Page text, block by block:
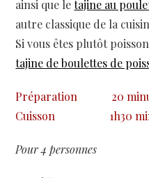
ainsi que letajine au
autre classique de la
Si vous êtes plutôt
tajine de boulettes de
Préparation
20
Cuisson
1h30
Pour 4 personnes